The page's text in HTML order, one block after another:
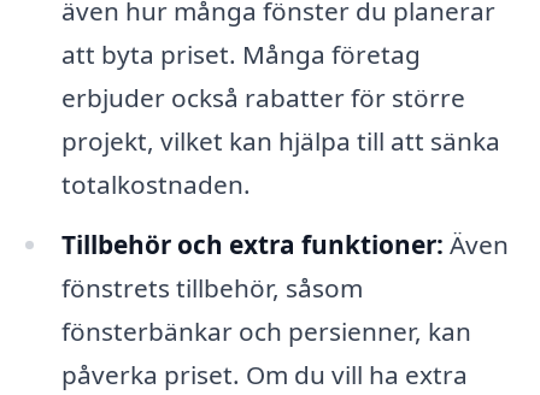
även hur många fönster du planerar
att byta priset. Många företag
erbjuder också rabatter för större
projekt, vilket kan hjälpa till att sänka
totalkostnaden.
Tillbehör och extra funktioner: Även
fönstrets tillbehör, såsom
fönsterbänkar och persienner, kan
påverka priset. Om du vill ha extra